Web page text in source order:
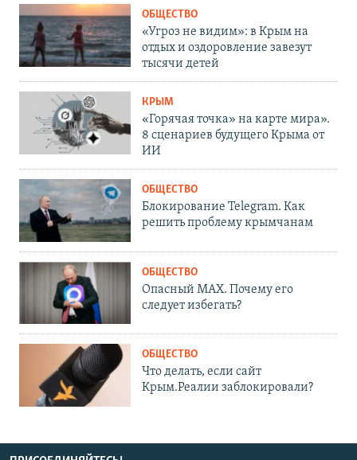
ОБЩЕСТВО
«Угроз не видим»: в Крым на
отдых и оздоровление завезут
тысячи детей
КРЫМ
«Горячая точка» на карте мира».
8 сценариев будущего Крыма от
ИИ
ОБЩЕСТВО
Блокирование Telegram. Как
решить проблему крымчанам
ОБЩЕСТВО
Опасный MAX. Почему его
следует избегать?
ОБЩЕСТВО
Что делать, если сайт
Крым.Реалии заблокировали?